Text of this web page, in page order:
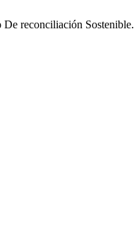
reconciliación Sostenible.